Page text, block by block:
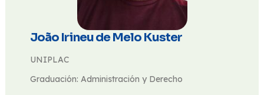
João Irineu de Melo Kuster
UNIPLAC
Graduación: Administración y Derecho